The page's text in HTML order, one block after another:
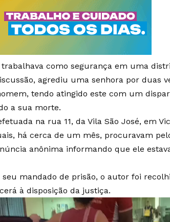
trabalhava como segurança em uma
agrediu uma senhora por duas
tendo atingido este com um
a sua morte.
na rua 11, da Vila São José, em
há cerca de um mês, procuravam
anônima informando que ele
mandado de prisão, o autor foi
à disposição da justiça.